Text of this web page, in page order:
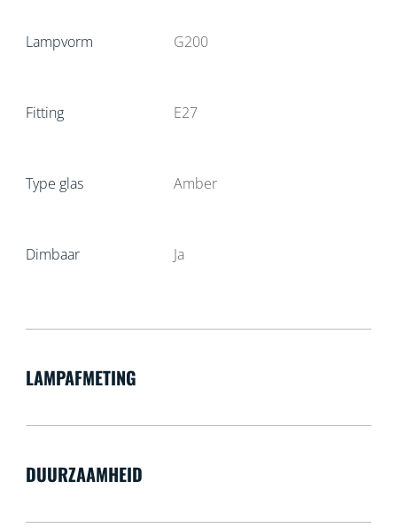
Lampvorm G200
Fitting E27
Type glas Amber
Dimbaar Ja
LAMPAFMETING
DUURZAAMHEID